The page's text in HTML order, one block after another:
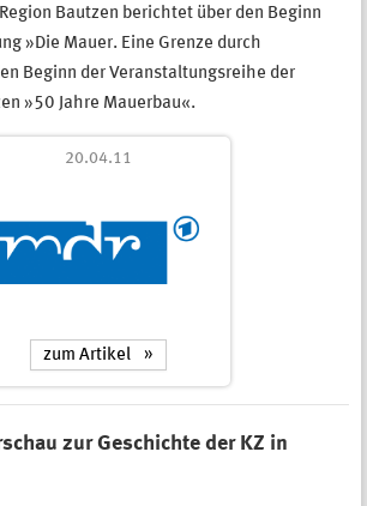
Bautzen berichtet über den Beginn
»Die Mauer. Eine Grenze durch
Beginn der Veranstaltungsreihe der
»50 Jahre Mauerbau«.
20.04.11
zum Artikel
zur Geschichte der KZ in